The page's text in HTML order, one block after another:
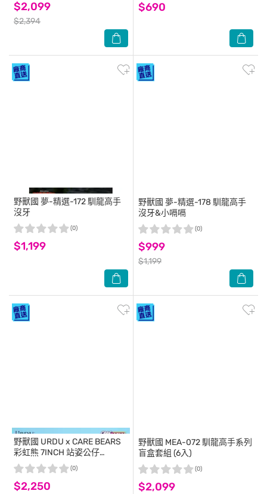
$2,099
$2,394
$690
野獸國 夢-精選-172 馴龍高手
沒牙
$1,199
(0)
野獸國 夢-精選-178 馴龍高手
沒牙&小嗝嗝
$999
$1,199
(0)
野獸國 URDU x CARE BEARS
彩虹熊 7INCH 站姿公仔
Grumpy Bear
$2,250
(0)
野獸國 MEA-072 馴龍高手系列
盲盒套組 (6入)
$2,099
(0)